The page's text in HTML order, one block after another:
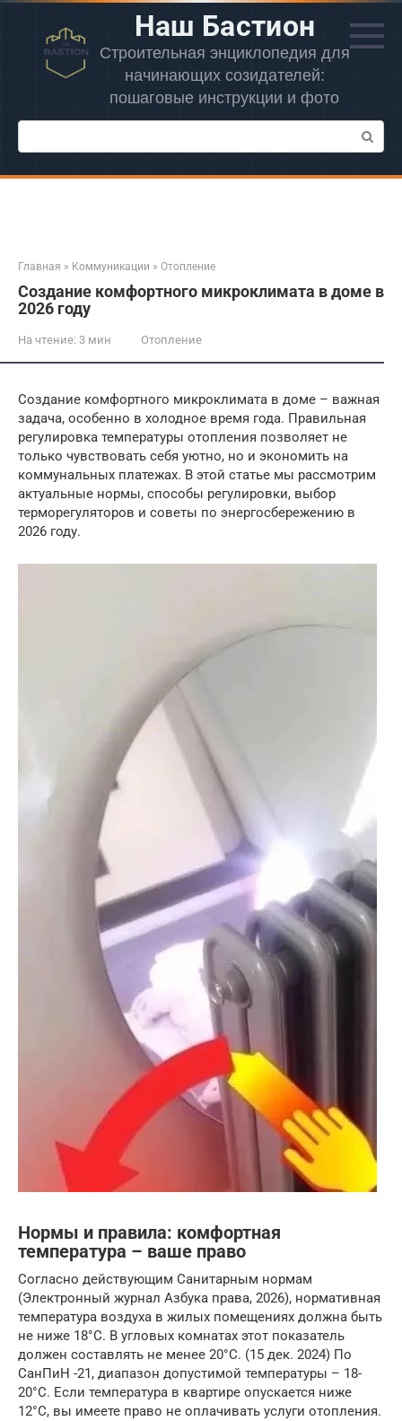
Перейти
контенту
Наш Бастион
Строительная энциклопедия для
начинающих созидателей:
пошаговые инструкции и фото
Поиск:
Главная » Коммуникации » Отопление
Создание комфортного микроклимата в доме в
2026 году
На чтение: 3 мин Отопление
Создание комфортного микроклимата в доме – важная
задача, особенно в холодное время года. Правильная
регулировка температуры отопления позволяет не
только чувствовать себя уютно, но и экономить на
коммунальных платежах. В этой статье мы рассмотрим
актуальные нормы, способы регулировки, выбор
терморегуляторов и советы по энергосбережению в
2026 году.
Нормы и правила: комфортная
температура – ваше право
Согласно действующим Санитарным нормам
(Электронный журнал Азбука права, 2026), нормативная
температура воздуха в жилых помещениях должна быть
не ниже 18°C. В угловых комнатах этот показатель
должен составлять не менее 20°C. (15 дек. 2024) По
СанПиН -21, диапазон допустимой температуры – 18-
20°C. Если температура в квартире опускается ниже
12°C, вы имеете право не оплачивать услуги отопления.